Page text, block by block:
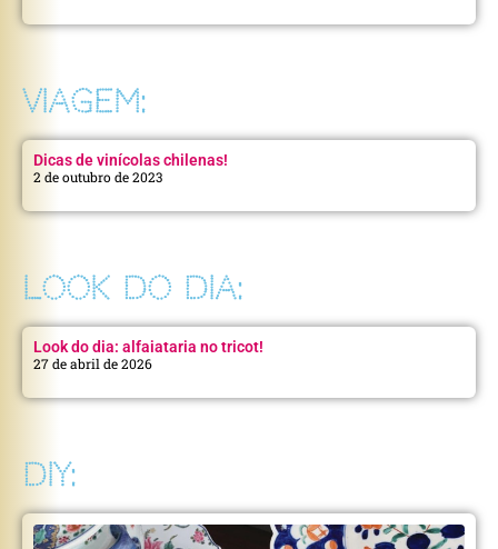
VIAGEM:
Dicas de vinícolas chilenas!
2 de outubro de 2023
LOOK DO DIA:
Look do dia: alfaiataria no tricot!
27 de abril de 2026
DIY: